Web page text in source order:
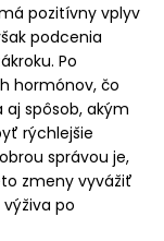
pozitívny vplyv
podcenia
Po
hormónov, čo
spôsob, akým
rýchlejšie
správou je,
zmeny vyvážiť
po